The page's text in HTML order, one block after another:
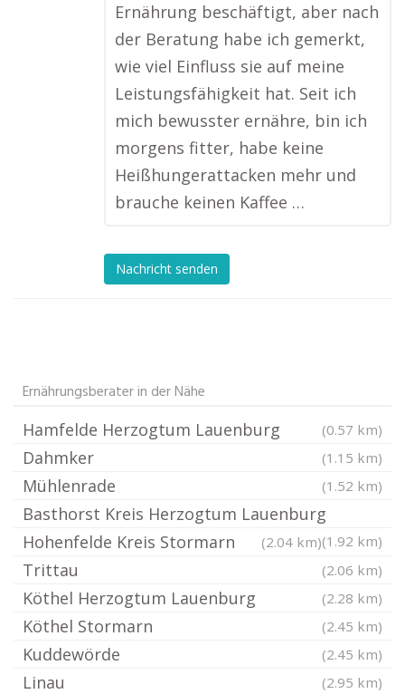
Ernährung beschäftigt, aber nach
der Beratung habe ich gemerkt,
wie viel Einfluss sie auf meine
Leistungsfähigkeit hat. Seit ich
mich bewusster ernähre, bin ich
morgens fitter, habe keine
Heißhungerattacken mehr und
brauche keinen Kaffee …
Nachricht senden
Ernährungsberater in der Nähe
Hamfelde Herzogtum Lauenburg (0.57 km)
Dahmker (1.15 km)
Mühlenrade (1.52 km)
Basthorst Kreis Herzogtum Lauenburg
(1.92 km)
Hohenfelde Kreis Stormarn (2.04 km)
Trittau (2.06 km)
Köthel Herzogtum Lauenburg (2.28 km)
Köthel Stormarn (2.45 km)
Kuddewörde (2.45 km)
Linau (2.95 km)